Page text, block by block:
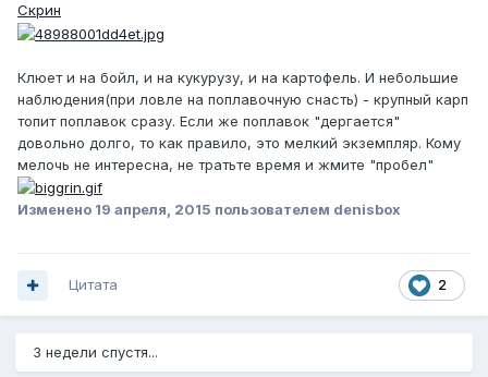
Скрин
Клюет и на бойл, и на кукурузу, и на картофель. И небольшие
наблюдения(при ловле на поплавочную снасть) - крупный карп
топит поплавок сразу. Если же поплавок "дергается"
довольно долго, то как правило, это мелкий экземпляр. Кому
мелочь не интересна, не тратьте время и жмите "пробел"
Изменено 19 апреля, 2015 пользователем denisbox
2
Цитата
3 недели спустя...